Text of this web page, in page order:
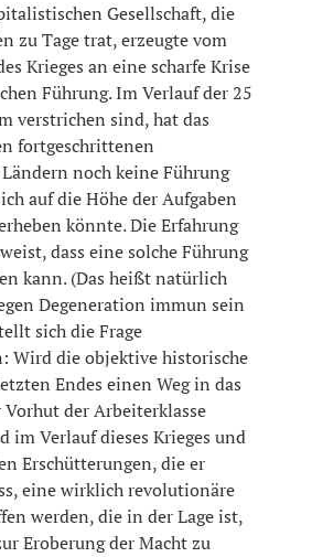
Gesellschaft, die
zu Tage trat, erzeugte vom
Krieges an eine scharfe Krise
Führung. Im Verlauf der 25
verstrichen sind, hat das
fortgeschrittenen
noch keine Führung
auf die Höhe der Aufgaben
könnte. Die Erfahrung
dass eine solche Führung
kann. (Das heißt natürlich
Degeneration immun sein
sich die Frage
Wird die objektive historische
Endes einen Weg in das
Vorhut der Arbeiterklasse
im Verlauf dieses Krieges und
Erschütterungen, die er
eine wirklich revolutionäre
werden, die in der Lage ist,
Eroberung der Macht zu